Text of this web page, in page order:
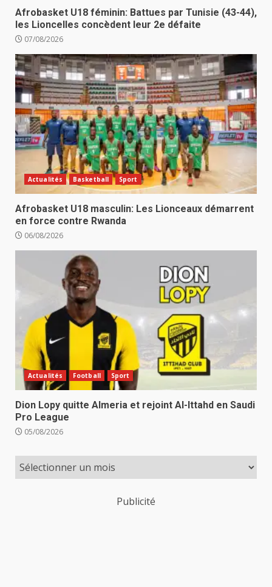
Afrobasket U18 féminin: Battues par Tunisie (43-44),
les Lioncelles concèdent leur 2e défaite
07/08/2026
Actualités Basketball Sport
Afrobasket U18 masculin: Les Lionceaux démarrent
en force contre Rwanda
06/08/2026
Actualités Football Sport
Dion Lopy quitte Almeria et rejoint Al-Ittahd en Saudi
Pro League
05/08/2026
Publicité